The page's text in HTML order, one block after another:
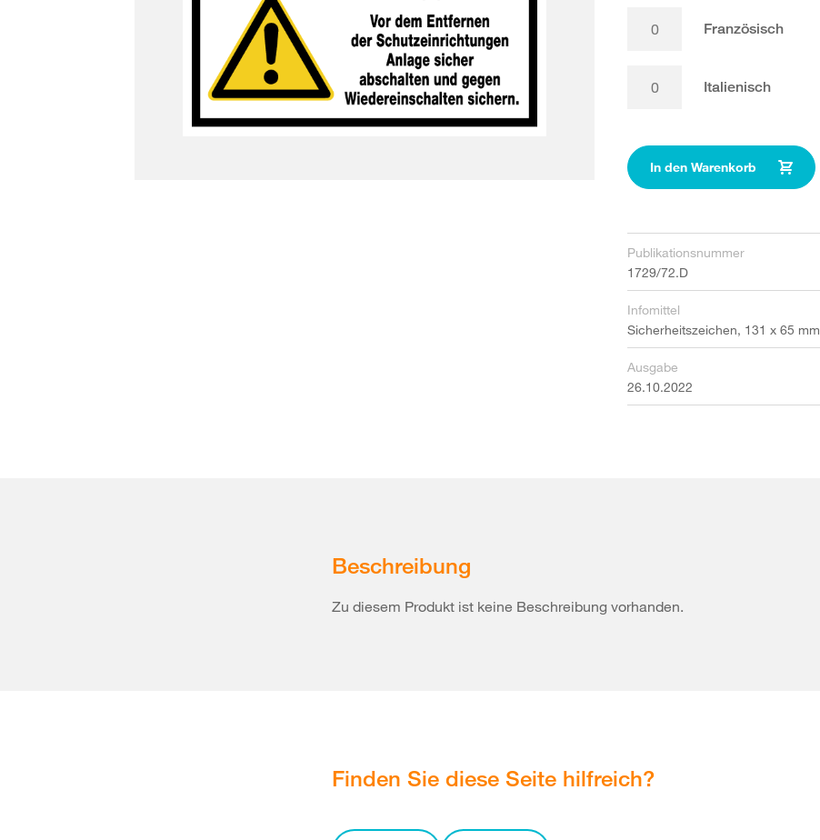
Französisch
Italienisch
In den Warenkorb
Publikationsnummer
1729/72.D
Infomittel
Sicherheitszeichen, 131 x 65 mm
Ausgabe
26.10.2022
Beschreibung
Zu diesem Produkt ist keine Beschreibung vorhanden.
Finden Sie diese Seite hilfreich?